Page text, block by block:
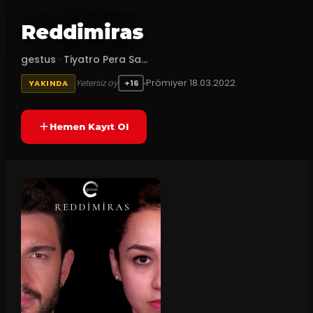
Reddimiras
gestus · Tiyatro Pera Sa...
YAKINDA Yetersiz oy +16 Prömiyer18.03.2022
Hemen Kayıt Ol